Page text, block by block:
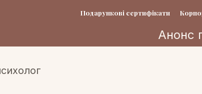
Подарункові сертифікати
Анонс